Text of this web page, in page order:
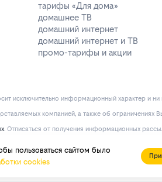
тарифы «Для дома»
домашнее ТВ
домашний интернет
домашний интернет и ТВ
промо-тарифы и акции
исключительно информационный характер и
компанией, а также об ограничениях
. Отписаться от получения информационных
пользоваться сайтом было
cookies